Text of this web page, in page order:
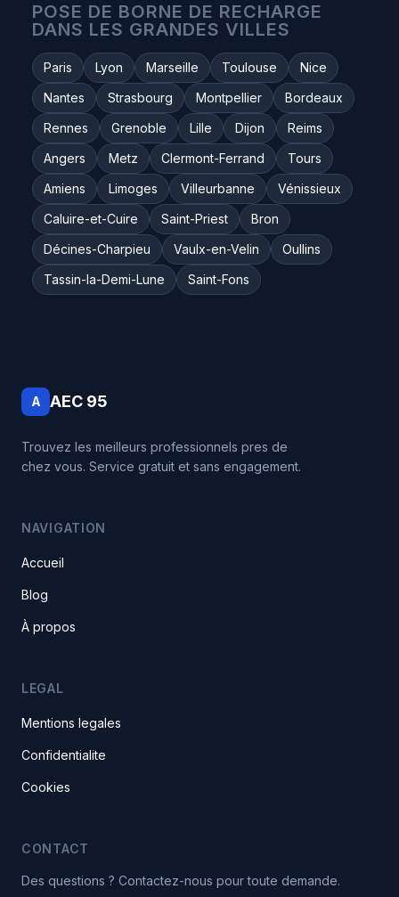
POSE DE BORNE DE RECHARGE
DANS LES GRANDES VILLES
Paris Lyon Marseille Toulouse
Nice
Nantes
Strasbourg Montpellier
Bordeaux
Rennes
Grenoble Lille Dijon
Reims
Angers
Metz Clermont-Ferrand
Tours
Amiens
Limoges Villeurbanne
Vénissieux
Caluire-et-Cuire
Saint-Priest
Bron
Décines-Charpieu
Vaulx-en-Velin
Oullins
Tassin-la-Demi-Lune
Saint-Fons
A AEC 95
Trouvez les meilleurs professionnels pres de
chez vous. Service gratuit et sans engagement.
NAVIGATION
Accueil
Blog
À propos
LEGAL
Mentions legales
Confidentialite
Cookies
CONTACT
Des questions ? Contactez-nous pour toute demande.